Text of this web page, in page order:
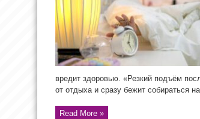
вредит здоровью. «Резкий подъём
от отдыха и сразу бежит собираться
Read More »